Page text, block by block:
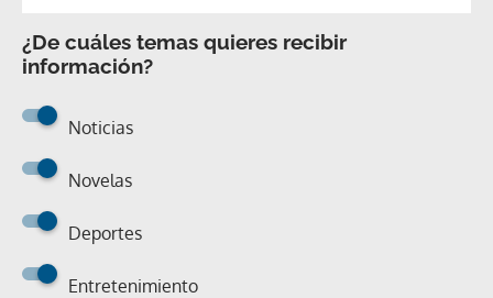
¿De cuáles temas quieres recibir
información?
Noticias
Novelas
Deportes
Entretenimiento